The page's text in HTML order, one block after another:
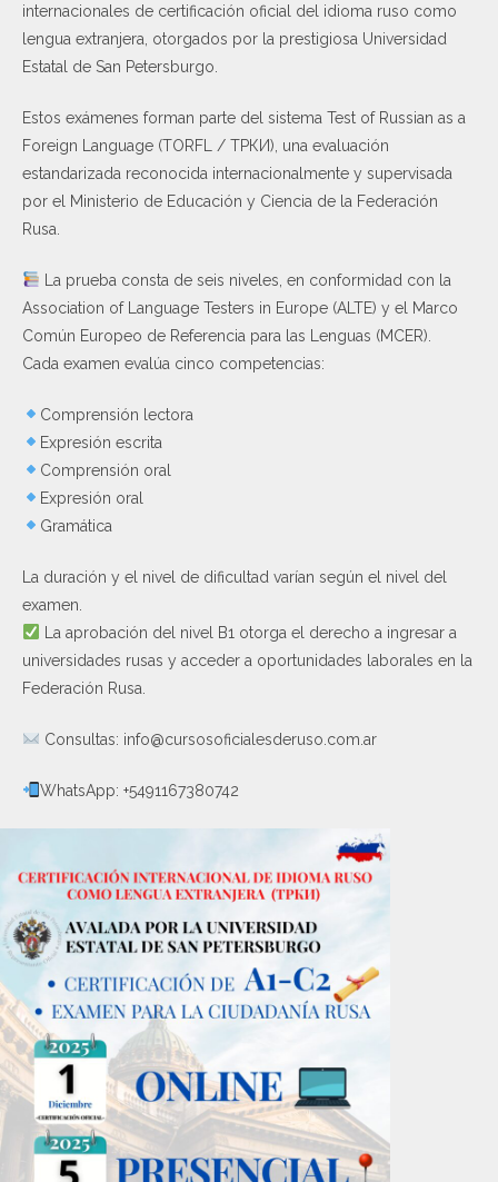
internacionales de certificación oficial del idioma ruso como
lengua extranjera, otorgados por la prestigiosa Universidad
Estatal de San Petersburgo.
Estos exámenes forman parte del sistema Test of Russian as a
Foreign Language (TORFL / ТРКИ), una evaluación
estandarizada reconocida internacionalmente y supervisada
por el Ministerio de Educación y Ciencia de la Federación
Rusa.
La prueba consta de seis niveles, en conformidad con la
Association of Language Testers in Europe (ALTE) y el Marco
Común Europeo de Referencia para las Lenguas (MCER).
Cada examen evalúa cinco competencias:
Comprensión lectora
Expresión escrita
Comprensión oral
Expresión oral
Gramática
La duración y el nivel de dificultad varían según el nivel del
examen.
La aprobación del nivel B1 otorga el derecho a ingresar a
universidades rusas y acceder a oportunidades laborales en la
Federación Rusa.
Consultas: info@cursosoficialesderuso.com.ar
WhatsApp: +5491167380742